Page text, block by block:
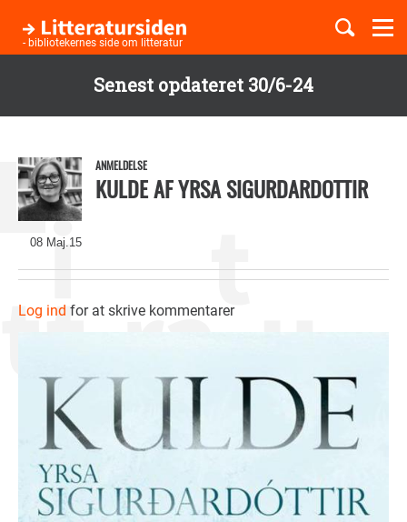
Senest opdateret 30/6-24
hovedindhold
- bibliotekernes side om litteratur
Børnebøger
08 Maj.15
ANMELDELSE
KULDE AF YRSA SIGURDARDOTTIR
Log ind for at skrive kommentarer